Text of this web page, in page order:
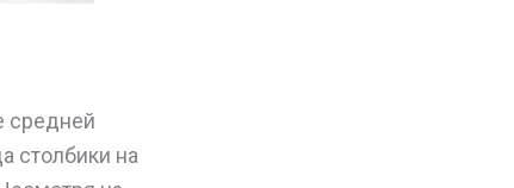
средней
столбики на